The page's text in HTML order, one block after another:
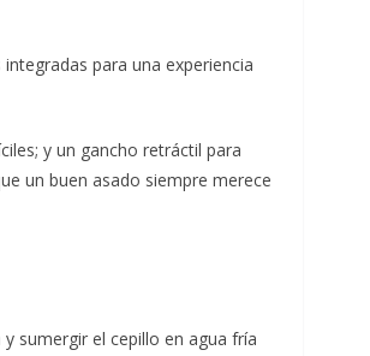
para una experiencia
y un gancho retráctil para
un buen asado siempre merece
sumergir el cepillo en agua fría